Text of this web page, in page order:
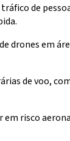
de
drones em
de voo,
risco